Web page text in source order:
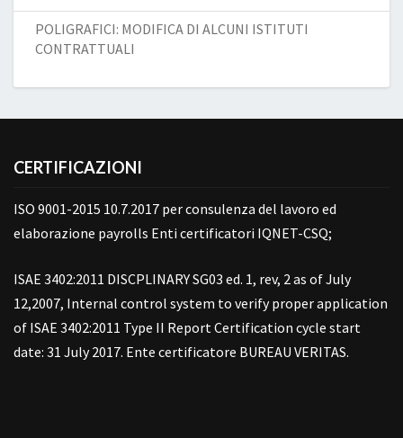
POLIGRAFICI: MODIFICA DI ALCUNI ISTITUTI
CONTRATTUALI
CERTIFICAZIONI
ISO 9001-2015 10.7.2017 per consulenza del lavoro ed
elaborazione payrolls Enti certificatori IQNET-CSQ;
ISAE 3402:2011 DISCPLINARY SG03 ed. 1, rev, 2 as of July
12,2007, Internal control system to verify proper application
of ISAE 3402:2011 Type II Report Certification cycle start
date: 31 July 2017. Ente certificatore BUREAU VERITAS.